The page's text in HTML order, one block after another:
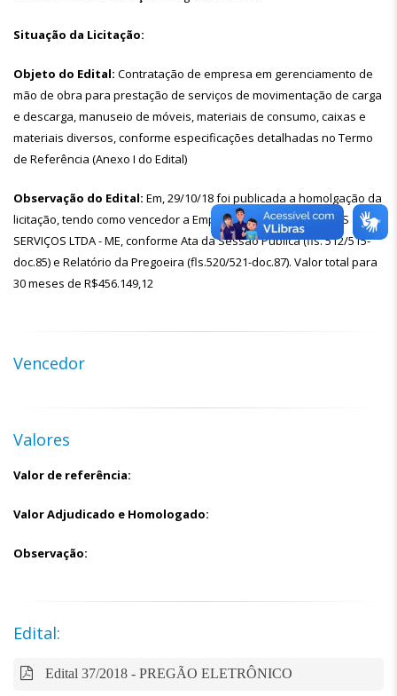
Situação da Licitação:
Objeto do Edital: Contratação de empresa em gerenciamento de
mão de obra para prestação de serviços de movimentação de carga
e descarga, manuseio de móveis, materiais de consumo, caixas e
materiais diversos, conforme especificações detalhadas no Termo
de Referência (Anexo I do Edital)
Observação do Edital: Em, 29/10/18 foi publicada a homolgação da
licitação, tendo como vencedor a Empresa: MORAES & SANTOS
SERVIÇOS LTDA - ME, conforme Ata da Sessão Pública (fls. 512/515-
doc.85) e Relatório da Pregoeira (fls.520/521-doc.87). Valor total para
30 meses de R$456.149,12
Vencedor
Valores
Valor de referência:
Valor Adjudicado e Homologado:
Observação:
Edital:
Edital 37/2018 - PREGÃO ELETRÔNICO